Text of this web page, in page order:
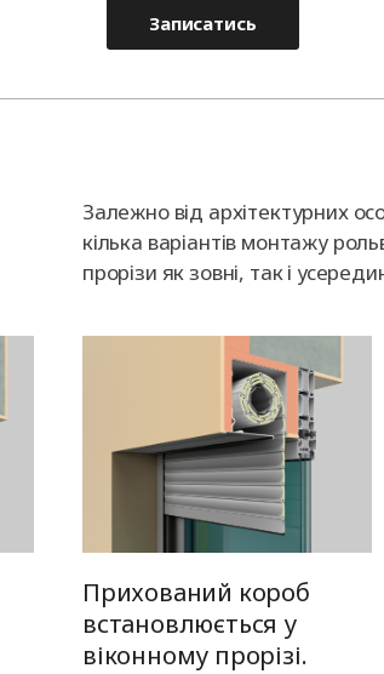
Записатись
Залежно від архітектурних
кілька варіантів монтажу
прорізи як зовні, так і
Прихований короб
встановлюється у
віконному прорізі.